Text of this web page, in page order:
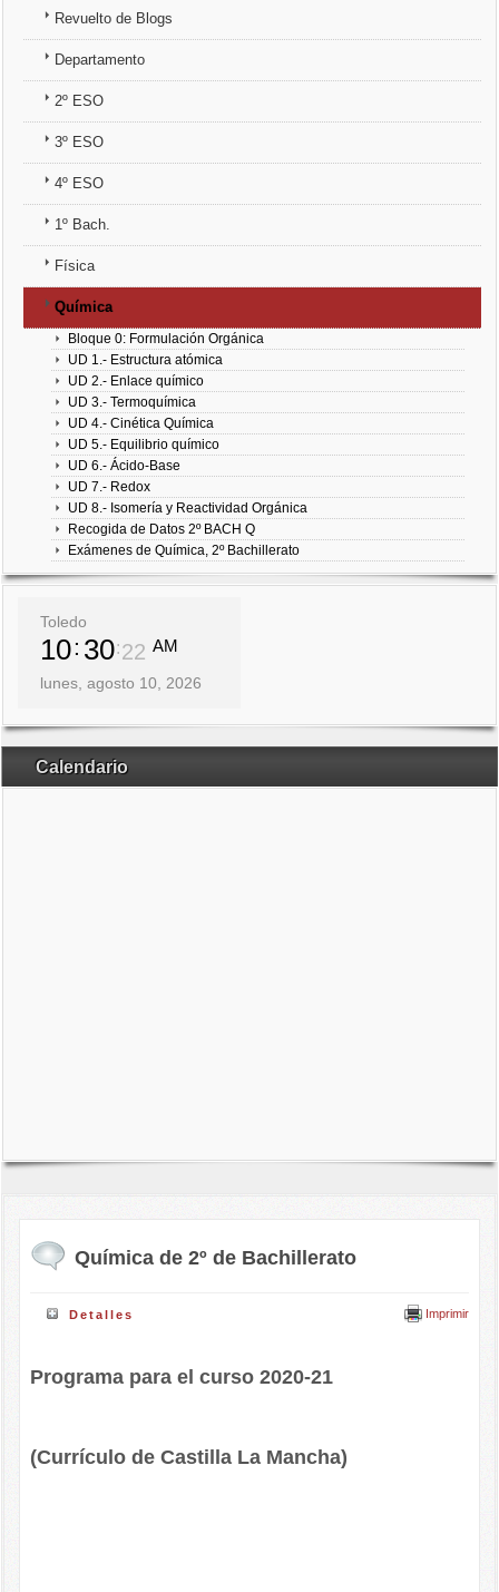
3º ESO
4º ESO
1º Bach.
Física
Química
Revuelto de Blogs
Departamento
2º ESO
3º ESO
4º ESO
1º Bach.
Física
Química
Bloque 0: Formulación Orgánica
UD 1.- Estructura atómica
UD 2.- Enlace químico
UD 3.- Termoquímica
UD 4.- Cinética Química
UD 5.- Equilibrio químico
UD 6.- Ácido-Base
UD 7.- Redox
UD 8.- Isomería y Reactividad Orgánica
Recogida de Datos 2º BACH Q
Exámenes de Química, 2º Bachillerato
Toledo
10 30 23 AM
lunes, agosto 10, 2026
Calendario
Química de 2º de Bachillerato
Imprimir
Detalles
Programa para el curso 2020-21
(Currículo de Castilla La Mancha)